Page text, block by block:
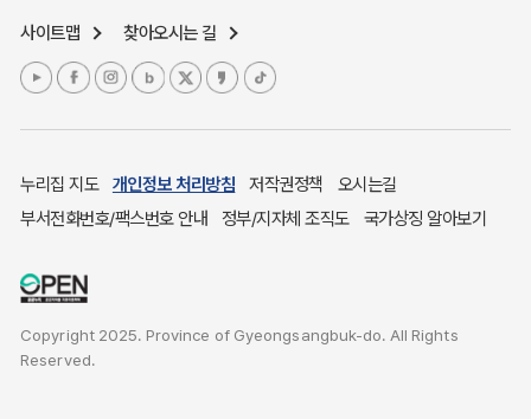
여성복지
장애인 복지시책
귀농귀촌종합지원센터
부동산중개보수 안내
사이트맵 찾아오시는 길
누리집 지도 개인정보 처리방침 저작권정책
오시는길
부서전화번호/팩스번호 안내
정부/지자체 조직도 국가상징 알아보기
Copyright 2025. Province of Gyeongsangbuk-do. All Rights
Reserved.